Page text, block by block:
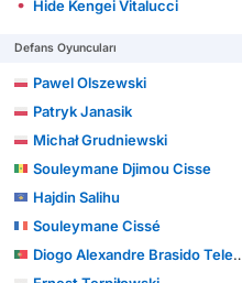
Hide Kengei Vitalucci
Defans Oyuncuları
Pawel Olszewski
Patryk Janasik
Michał Grudniewski
Souleymane Djimou Cisse
Hajdin Salihu
Souleymane Cissé
Diogo Alexandre Brasido Teles Furtado Silva